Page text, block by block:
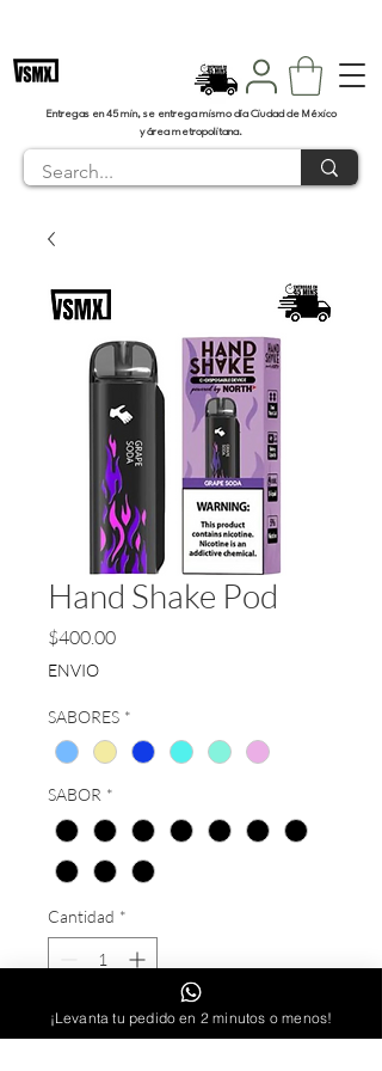
Entregas en 45 min, se entrega mismo día Ciudad de México
y área metropolitana.
Hand Shake Pod
$400.00Precio
ENVIO
SABORES *
SABOR *
Cantidad *
AGREGAR AL CARRITO
¡Levanta tu pedido en 2 minutos o menos!